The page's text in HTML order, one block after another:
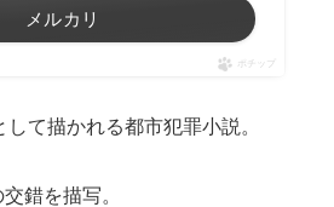
メルカリ
ポチップ
て描かれる都市犯罪小説。
錯を描写。